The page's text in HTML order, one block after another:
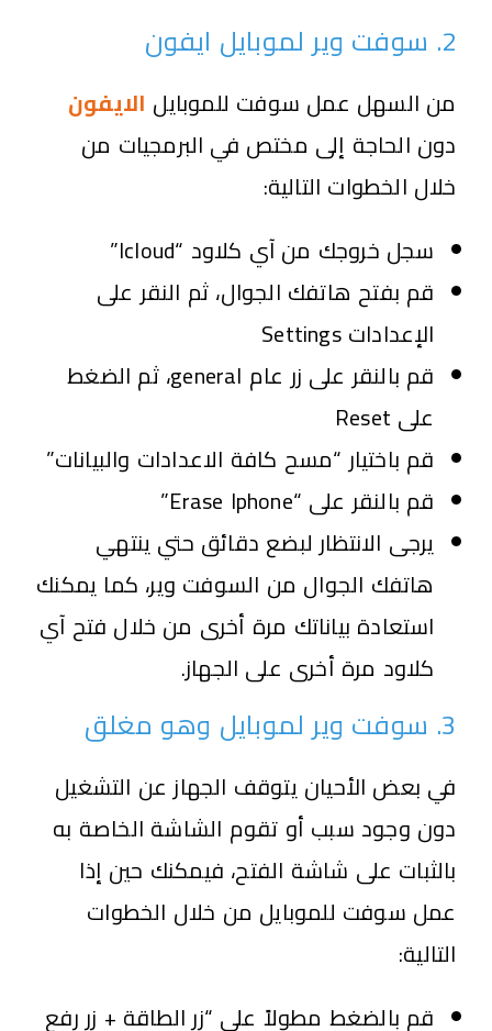
2. سوفت وير لموبايل ايفون
من السهل عمل سوفت للموبايل الايفون
دون الحاجة إلى مختص في البرمجيات من
خلال الخطوات التالية:
سجل خروجك من آي كلاود “Icloud”
قم بفتح هاتفك الجوال، ثم النقر على
الإعدادات Settings
قم بالنقر على زر عام general، ثم الضغط
على Reset
قم باختيار “مسح كافة الاعدادات والبيانات”
قم بالنقر على “Erase Iphone”
يرجى الانتظار لبضع دقائق حتي ينتهي
هاتفك الجوال من السوفت وير، كما يمكنك
استعادة بياناتك مرة أخرى من خلال فتح آي
كلاود مرة أخرى على الجهاز.
3. سوفت وير لموبايل وهو مغلق
في بعض الأحيان يتوقف الجهاز عن التشغيل
دون وجود سبب أو تقوم الشاشة الخاصة به
بالثبات على شاشة الفتح، فيمكنك حين إذا
عمل سوفت للموبايل من خلال الخطوات
التالية:
قم بالضغط مطولاً على “زر الطاقة + زر رفع